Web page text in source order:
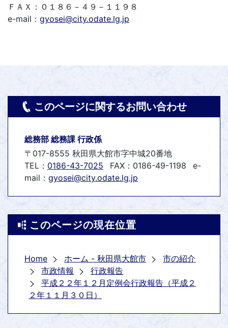
ＦＡＸ：０１８６－４９－１１９８
e-mail： gyosei@city.odate.lg.jp
このページに関するお問い合わせ
総務部 総務課 行政係
〒017-8555 秋田県大館市字中城20番地
TEL： 0186-43-7025 FAX：0186-49-1198
e-
mail： gyosei@city.odate.lg.jp
このページの現在位置
Home ホーム - 秋田県大館市
市の紹介
市政情報
行政報告
平成２２年１２月定例会行政報告（平成２
２年１１月３０日）